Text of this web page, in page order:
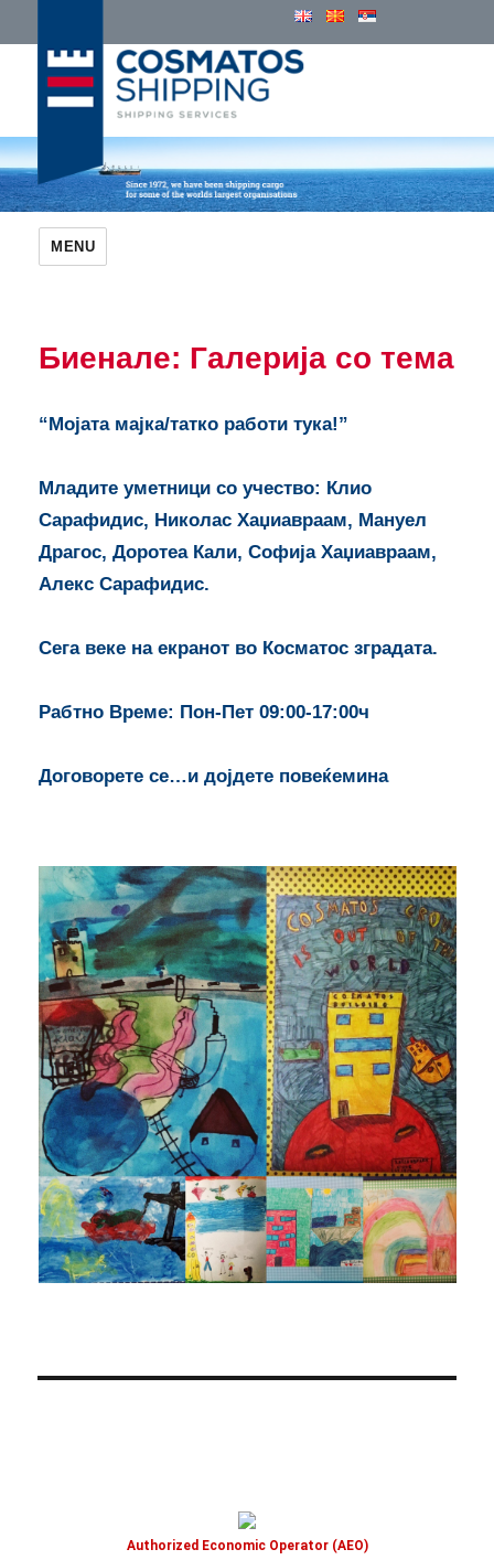
Cosmatos Group of Companies
MENU
Биенале: Галерија со тема
“Мојата мајка/татко работи тука!”
Младите уметници со учество: Клио
Сарафидис, Николас Хаџиавраам, Мануел
Драгос, Доротеа Кали, Софија Хаџиавраам,
Алекс Сарафидис.
Сега веке на екранот во Косматос зградата.
Рабтно Време: Пон-Пет 09:00-17:00ч
Договорете се…и дојдете повеќемина
Authorized Economic Operator (AEO)